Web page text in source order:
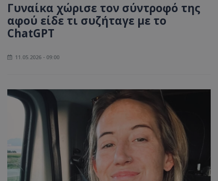
Γυναίκα χώρισε τον σύντροφό της
αφού είδε τι συζήταγε με το
ChatGPT
11.05.2026 - 09:00